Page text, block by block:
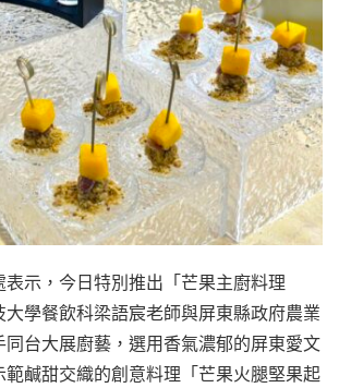
表示，今日特別推出「芒果主廚料理
學餐飲科梁語宸老師與屏東縣政府農業
同台大展廚藝，選用香氣濃郁的屏東愛文
範鹹甜交織的創意料理「芒果火腿堅果起